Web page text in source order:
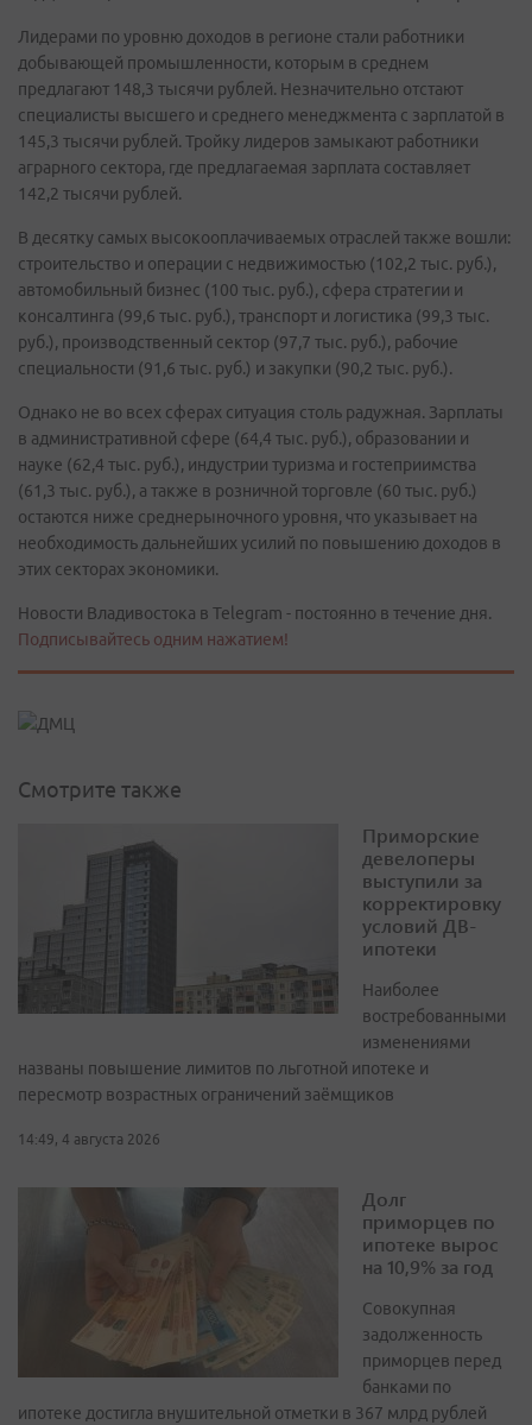
Лидерами по уровню доходов в регионе стали работники
добывающей промышленности, которым в среднем
предлагают 148,3 тысячи рублей. Незначительно отстают
специалисты высшего и среднего менеджмента с зарплатой в
145,3 тысячи рублей. Тройку лидеров замыкают работники
аграрного сектора, где предлагаемая зарплата составляет
142,2 тысячи рублей.
В десятку самых высокооплачиваемых отраслей также вошли:
строительство и операции с недвижимостью (102,2 тыс. руб.),
автомобильный бизнес (100 тыс. руб.), сфера стратегии и
консалтинга (99,6 тыс. руб.), транспорт и логистика (99,3 тыс.
руб.), производственный сектор (97,7 тыс. руб.), рабочие
специальности (91,6 тыс. руб.) и закупки (90,2 тыс. руб.).
Однако не во всех сферах ситуация столь радужная. Зарплаты
в административной сфере (64,4 тыс. руб.), образовании и
науке (62,4 тыс. руб.), индустрии туризма и гостеприимства
(61,3 тыс. руб.), а также в розничной торговле (60 тыс. руб.)
остаются ниже среднерыночного уровня, что указывает на
необходимость дальнейших усилий по повышению доходов в
этих секторах экономики.
Новости Владивостока в Telegram - постоянно в течение дня.
Подписывайтесь одним нажатием!
Смотрите также
Приморские
девелоперы
выступили за
корректировку
условий ДВ-
ипотеки
Наиболее
востребованными
изменениями
названы повышение лимитов по льготной ипотеке и
пересмотр возрастных ограничений заёмщиков
14:49, 4 августа 2026
Долг
приморцев по
ипотеке вырос
на 10,9% за год
Совокупная
задолженность
приморцев перед
банками по
ипотеке достигла внушительной отметки в 367 млрд рублей